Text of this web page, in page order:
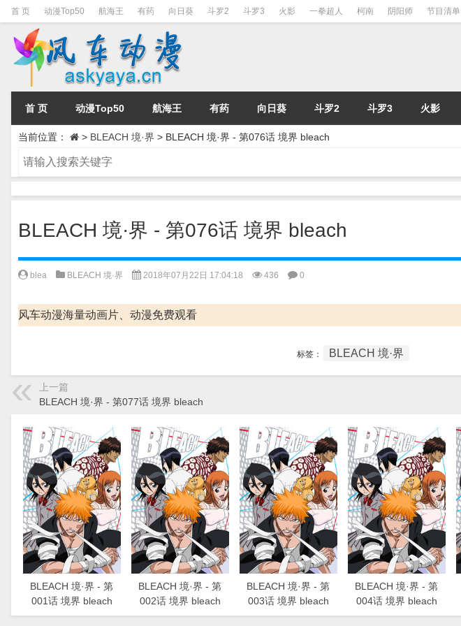
首 页 动漫Top50 航海王 有药 向日葵 斗罗2 斗罗3 火影 一拳超人 柯南 阴阳师 节目清单
首 页 动漫Top50 航海王 有药 向日葵 斗罗2 斗罗3 火影
当前位置： > BLEACH 境·界 > BLEACH 境·界 - 第076话 境界 bleach
BLEACH 境·界 - 第076话 境界 bleach
blea BLEACH 境·界 2018年07月22日 17:04:18 436 0
风车动漫海量动画片、动漫免费观看
标签： BLEACH 境·界
上一篇
BLEACH 境·界 - 第077话 境界 bleach
BLEACH 境·界 - 第
001话 境界 bleach
BLEACH 境·界 - 第
002话 境界 bleach
BLEACH 境·界 - 第
003话 境界 bleach
BLEACH 境·界 - 第
004话 境界 bleach